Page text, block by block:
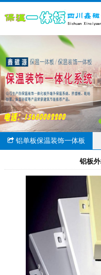
铝单板保温装饰一体板
铝板